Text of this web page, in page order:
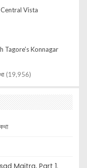
Vista
Konnagar
(19,956)
Maitra, Part 1.